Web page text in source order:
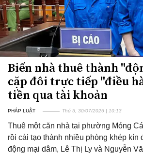
Biến nhà thuê thành
cặp đôi trực tiếp "điều
tiền qua tài khoản
PHÁP LUẬT Thứ 5, 30/07/2026 | 10:13
Thuê một căn nhà tại phường Móng
rồi cải tạo thành nhiều phòng khép kín
động mại dâm, Lê Thị Ly và Nguyễn